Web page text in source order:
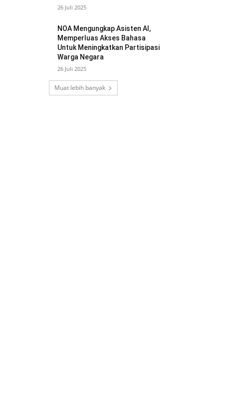
26 Juli 2025
NOA Mengungkap Asisten AI,
Memperluas Akses Bahasa
Untuk Meningkatkan Partisipasi
Warga Negara
26 Juli 2025
Muat lebih banyak